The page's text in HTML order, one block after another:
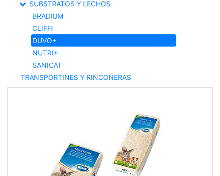
SUBSTRATOS Y LECHOS
BRADIUM
CLIFFI
DUVO+
NUTRI+
SANICAT
TRANSPORTINES Y RINCONERAS